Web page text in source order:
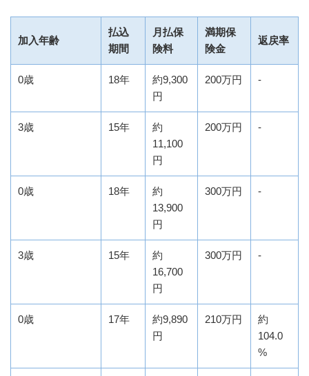
加入年齢
払込
期間
月払保
険料
満期保
険金
返戻率
0歳 18年
約9,300
円
200万円 -
3歳 15年
約
11,100
円
200万円 -
0歳 18年
約
13,900
円
300万円 -
3歳 15年
約
16,700
円
300万円 -
0歳 17年
約9,890
円
210万円
約
104.0
%